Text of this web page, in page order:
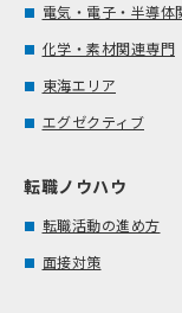
電気・電子・半導体
化学・素材関連専門
東海エリア
エグゼクティブ
転職ノウハウ
転職活動の進め方
面接対策